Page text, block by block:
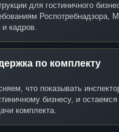
для гостиничного
Роспотребнадзора,
и кадров.
по комплекту
что показывать
бизнесу, и
комплекта.